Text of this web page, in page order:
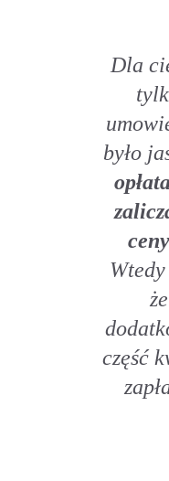
Dla
było
część